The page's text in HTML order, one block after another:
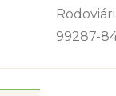
99287-